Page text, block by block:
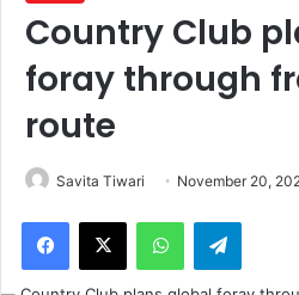
Country Club
foray through
route
Savita Tiwari November 20,
Facebook
X WhatsAppTelegram